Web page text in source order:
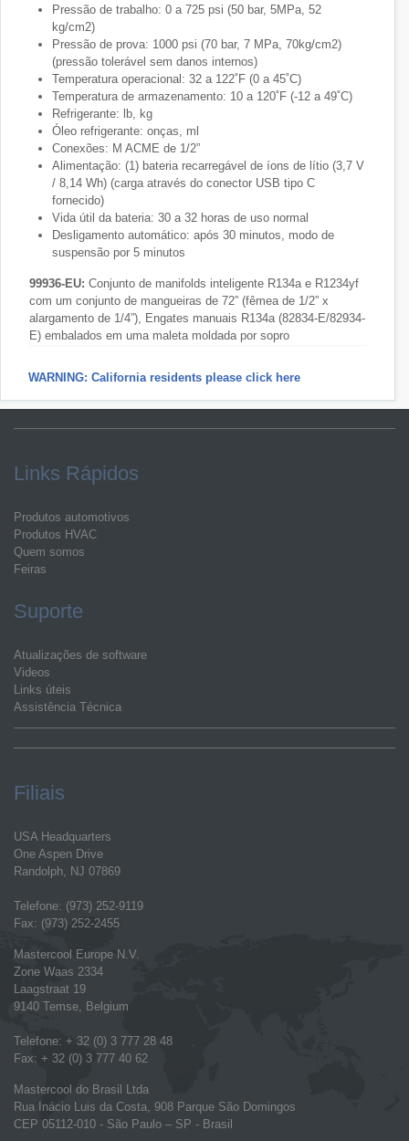
Pressão de trabalho: 0 a 725 psi (50 bar, 5MPa, 52
kg/cm2)
Pressão de prova: 1000 psi (70 bar, 7 MPa, 70kg/cm2)
(pressão tolerável sem danos internos)
Temperatura operacional: 32 a 122˚F (0 a 45˚C)
Temperatura de armazenamento: 10 a 120˚F (-12 a 49˚C)
Refrigerante: lb, kg
Óleo refrigerante: onças, ml
Conexões: M ACME de 1/2”
Alimentação: (1) bateria recarregável de íons de lítio (3,7 V
/ 8,14 Wh) (carga através do conector USB tipo C
fornecido)
Vida útil da bateria: 30 a 32 horas de uso normal
Desligamento automático: após 30 minutos, modo de
suspensão por 5 minutos
99936-EU: Conjunto de manifolds inteligente R134a e R1234yf
com um conjunto de mangueiras de 72” (fêmea de 1/2” x
alargamento de 1/4”), Engates manuais R134a (82834-E/82934-
E) embalados em uma maleta moldada por sopro
WARNING: California residents please click here
Links Rápidos
Produtos automotivos
Produtos HVAC
Quem somos
Feiras
Suporte
Atualizações de software
Videos
Links úteis
Assistência Técnica
Filiais
USA Headquarters
One Aspen Drive
Randolph, NJ 07869
Telefone: (973) 252-9119
Fax: (973) 252-2455
Mastercool Europe N.V.
Zone Waas 2334
Laagstraat 19
9140 Temse, Belgium
Telefone: + 32 (0) 3 777 28 48
Fax: + 32 (0) 3 777 40 62
Mastercool do Brasil Ltda
Rua Inácio Luis da Costa, 908 Parque São Domingos
CEP 05112-010 - São Paulo – SP - Brasil